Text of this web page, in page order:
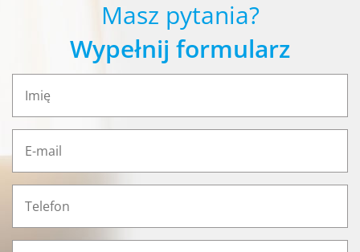
Masz pytania?
Wypełnij formularz